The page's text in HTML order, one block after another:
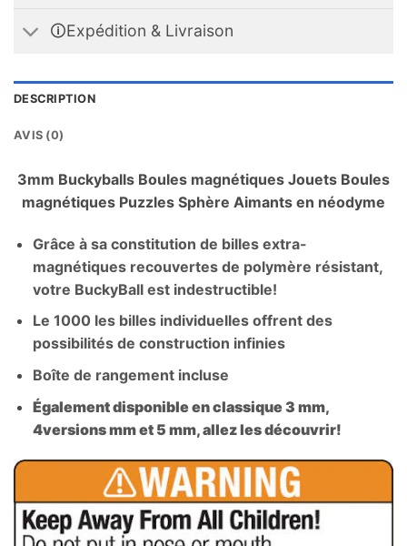
🛈Expédition & Livraison
DESCRIPTION
AVIS (0)
3mm Buckyballs Boules magnétiques Jouets Boules
magnétiques Puzzles Sphère Aimants en néodyme
Grâce à sa constitution de billes extra-
magnétiques recouvertes de polymère résistant,
votre BuckyBall est indestructible!
Le 1000 les billes individuelles offrent des
possibilités de construction infinies
Boîte de rangement incluse
Également disponible en classique 3 mm,
4versions mm et 5 mm, allez les découvrir!